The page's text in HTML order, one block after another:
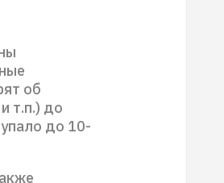
об
т.п.) до
до 10-